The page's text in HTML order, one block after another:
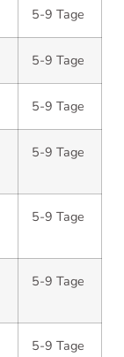
5-9 Tage
5-9 Tage
5-9 Tage
5-9 Tage
5-9 Tage
5-9 Tage
5-9 Tage